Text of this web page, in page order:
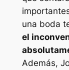
una boda
el
Además,